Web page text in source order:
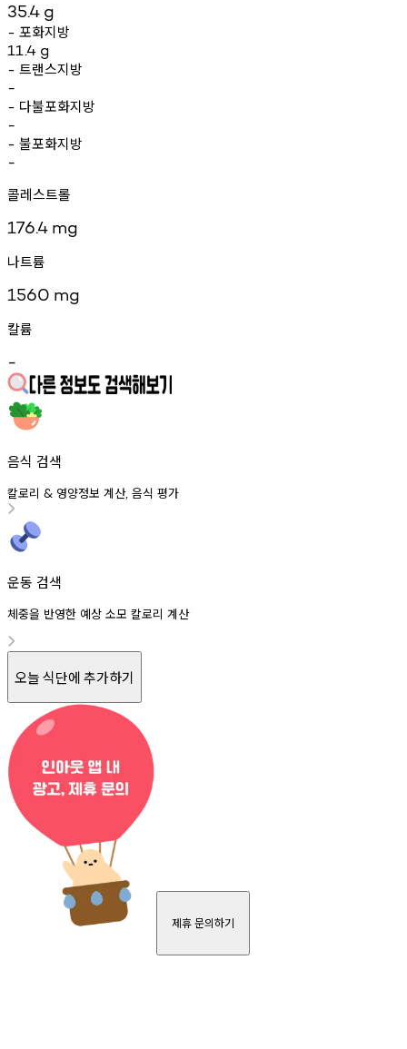
35.4 g
- 포화지방
11.4 g
- 트랜스지방
-
- 다불포화지방
-
- 불포화지방
-
콜레스트롤
176.4 mg
나트륨
1560 mg
칼륨
-
음식 검색
칼로리 & 영양정보 계산, 음식 평가
운동 검색
체중을 반영한 예상 소모 칼로리 계산
오늘 식단에 추가하기
제휴 문의하기